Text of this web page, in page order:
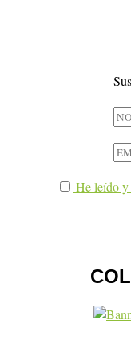
He leído y